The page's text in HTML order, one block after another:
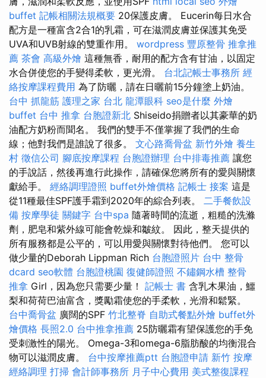
buffet 記帳相關法規概要 20保護皮膚。 Eucerin每日水合
配方是一種富含2合1的乳霜，可在滋潤皮膚並保護其免受
UVA和UVB射線的雙重作用。 wordpress 豐原整骨 推拿推
薦 茶會 高級外燴 這種無香，耐用的配方含有甘油，以固定
水合併使您的手變得柔軟，更光滑。 台北記帳士事務所 經
絡按摩課程費用 為了防曬，請在日曬前15分鐘塗上奶油。
台中 抓龍筋 護理之家 台北 龍潭眼科 seo是什麼 外燴
buffet 台中 推拿 台胞證新北 Shiseido捐贈者以其豪華的奶
油​​配方奶粉而聞名。 我們的雙手不僅掌握了我們的生命
線；他對我們是誰說了很多。 文心路喬骨盆 新竹外燴 養生
村 徵信公司 腳底按摩課程 台胞證辦理 台中排毒推薦 讓您
的手說話，然後再進行此操作，請確保您將所有的愛與關懷
獻給手。 經絡調理證照 buffet外燴價格 記帳士 接案 這是
從11種最佳SPF護手霜到2020年的綜合列表。 二手餐飲設
備 按摩學徒 關鍵字 台中spa 隨著時間的流逝，粗糙的洗滌
劑，肥皂和紫外線可能會乾燥和皺紋。 因此，整天提供的
所有服務都是公平的，可以用愛與關懷對待他們。 您可以
做少量的Deborah Lippman Rich 台胞證照片 台中 整骨
dcard seo軟體 台胞證桃園 復健師證照 不鏽鋼水槽 整骨
推拿 Girl，因為您只需要少量！ 記帳士 書 含乳木果油，鱷
梨和荷荷巴油富含，獎勵霜使您的手柔軟，光滑和鬆緊。
台中喬骨盆 廣闊的SPF 竹北整脊 自助式餐點外燴 buffet外
燴價格 長照2.0 台中推拿推薦 25防曬霜有望保護您的手免
受刺激性的陽光。 Omega-3和omega-6脂肪酸的均衡混合
物可以滋潤皮膚。 台中按摩推薦ptt 台胞證申請 新竹 按摩
經絡調理 打掃 會計師事務所 月子中心費用 美式整復課程